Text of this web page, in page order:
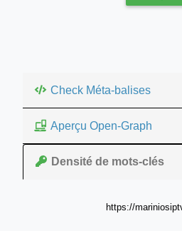
Check Méta-balises
Aperçu Open-Graph
Densité de mots-clés
https://